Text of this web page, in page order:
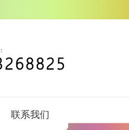
联系我们